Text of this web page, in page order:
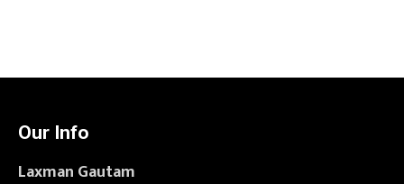
Our Info
Laxman Gautam